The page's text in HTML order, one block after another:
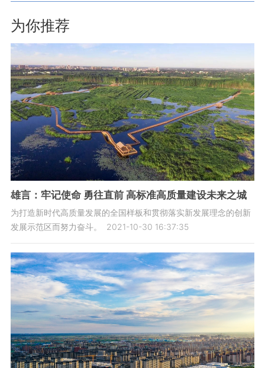
为你推荐
雄言：牢记使命 勇往直前 高标准高质量建设未来之城
为打造新时代高质量发展的全国样板和贯彻落实新发展理念的创新
发展示范区而努力奋斗。
2021-10-30 16:37:35